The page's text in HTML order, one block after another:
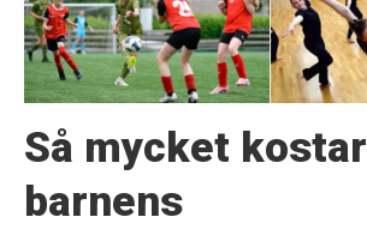
Så mycket kostar
barnens